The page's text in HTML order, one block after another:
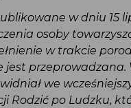
w dniu 15
osoby
w trakcie
jest
we
Rodzić po Ludzku,